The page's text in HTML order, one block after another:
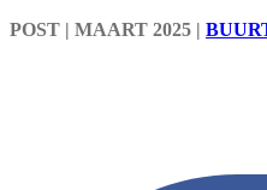
POST | MAART 2025 |